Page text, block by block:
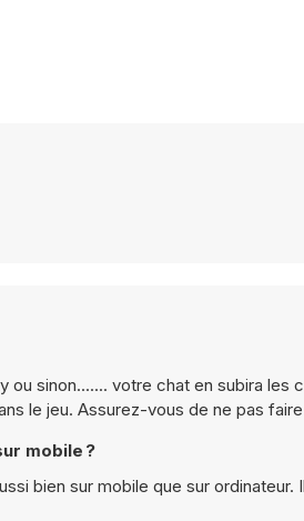
ou sinon....... votre chat en subira
le jeu. Assurez-vous de ne pas
mobile ?
bien sur mobile que sur